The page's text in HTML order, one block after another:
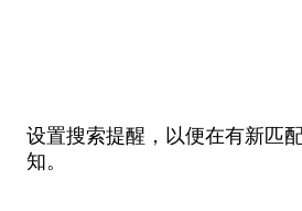
设置搜索提醒，以便在有新匹
知。